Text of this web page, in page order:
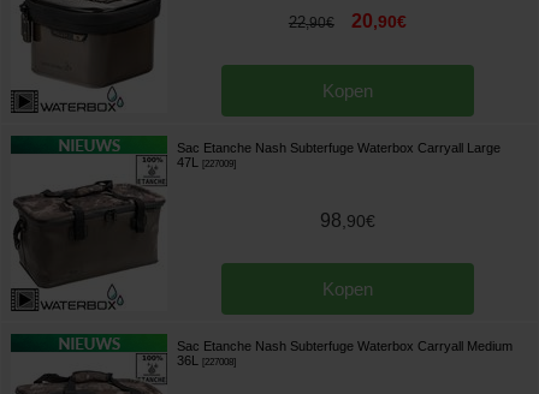
22,90€ 20,90€
Kopen
Sac Etanche Nash Subterfuge Waterbox Carryall Large
47L
[227009]
98 90€
Kopen
Sac Etanche Nash Subterfuge Waterbox Carryall Medium
36L
[227008]